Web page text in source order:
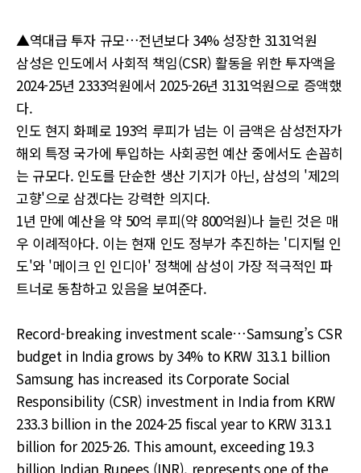
▲역대급 투자 규모…전년보다 34% 성장한 3131억원
삼성은 인도에서 사회적 책임(CSR) 활동을 위한 투자액을
2024-25년 2333억원에서 2025-26년 3131억원으로 증액했
다.
인도 현지 화폐로 193억 루피가 넘는 이 금액은 삼성전자가
해외 특정 국가에 투입하는 사회공헌 예산 중에서도 손꼽히
는 규모다. 인도를 단순한 생산 기지가 아닌, 삼성의 '제2의
고향'으로 삼겠다는 강력한 의지다.
1년 만에 예산을 약 50억 루피(약 800억원)나 늘린 것은 매
우 이례적아다. 이는 현재 인도 정부가 추진하는 '디지털 인
도'와 '메이크 인 인디아' 정책에 삼성이 가장 적극적인 파
트너로 동참하고 있음을 보여준다.
Record-breaking investment scale…Samsung’s CSR
budget in India grows by 34% to KRW 313.1 billion
Samsung has increased its Corporate Social
Responsibility (CSR) investment in India from KRW
233.3 billion in the 2024-25 fiscal year to KRW 313.1
billion for 2025-26. This amount, exceeding 19.3
billion Indian Rupees (INR), represents one of the